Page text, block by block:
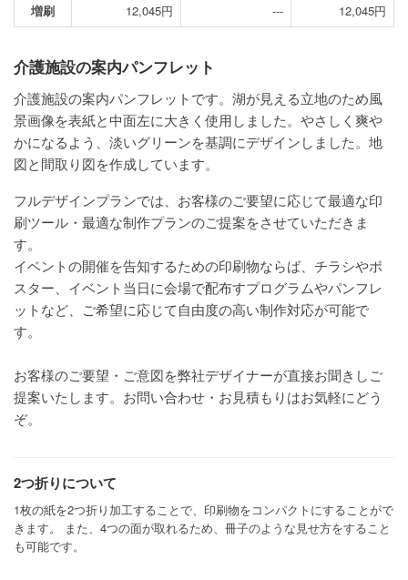
増刷
12,045円 --- 12,045円
介護施設の案内パンフレット
介護施設の案内パンフレットです。湖が見える立地のため風
景画像を表紙と中面左に大きく使用しました。やさしく爽や
かになるよう、淡いグリーンを基調にデザインしました。地
図と間取り図を作成しています。
フルデザインプランでは、お客様のご要望に応じて最適な印
刷ツール・最適な制作プランのご提案をさせていただきま
す。
イベントの開催を告知するための印刷物ならば、チラシやポ
スター、イベント当日に会場で配布すプログラムやパンフレ
ットなど、ご希望に応じて自由度の高い制作対応が可能で
す。
お客様のご要望・ご意図を弊社デザイナーが直接お聞きしご
提案いたします。お問い合わせ・お見積もりはお気軽にどう
ぞ。
2つ折りについて
1枚の紙を2つ折り加工することで、印刷物をコンパクトにすることがで
きます。 また、4つの面が取れるため、冊子のような見せ方をすること
も可能です。